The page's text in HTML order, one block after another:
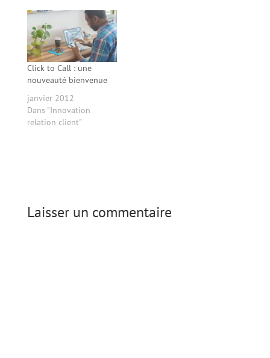
Click to Call : une
nouveauté bienvenue
janvier 2012
Dans "Innovation
relation client"
Laisser un commentaire